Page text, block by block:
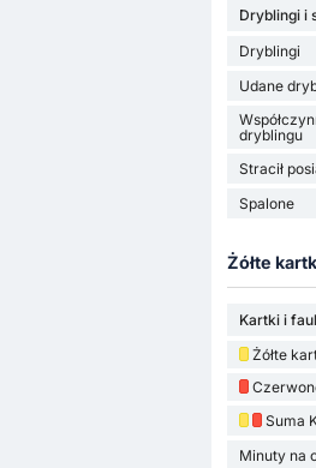
Dryblingi i
Dryblingi
Udane
dryblingu
Stracił
Spalone
Żółte
Kartki i
Żółte
Suma
Minuty na